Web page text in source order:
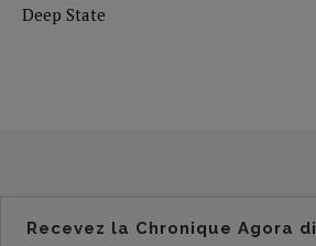
Deep State
Recevez la Chronique Agora